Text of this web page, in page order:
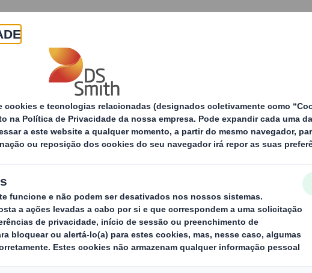
Produtos e Serviços
O papel das embalagens nas lojas de moda online
nas lojas de